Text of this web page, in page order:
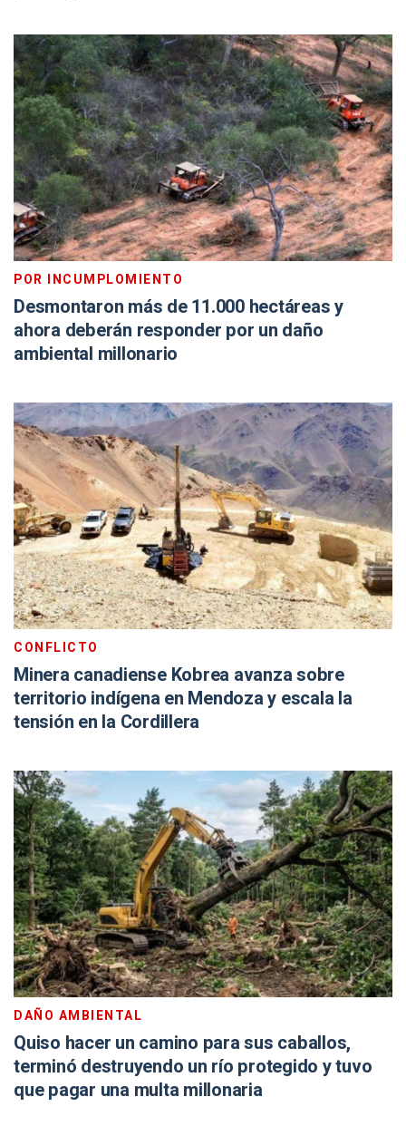
POR INCUMPLOMIENTO
Desmontaron más de 11.000 hectáreas y
ahora deberán responder por un daño
ambiental millonario
CONFLICTO
Minera canadiense Kobrea avanza sobre
territorio indígena en Mendoza y escala la
tensión en la Cordillera
DAÑO AMBIENTAL
Quiso hacer un camino para sus caballos,
terminó destruyendo un río protegido y tuvo
que pagar una multa millonaria